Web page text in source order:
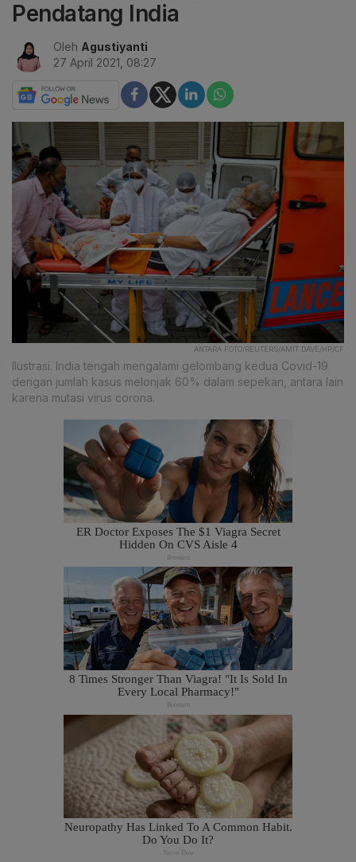
Pendatang India
Oleh Agustiyanti
27 April 2021, 08:27
ANTARA FOTO/REUTERS/AMIT DAVE/HP/CF
Ilustrasi. India tengah mengalami gelombang kedua Covid-19
dengan jumlah kasus melonjak 60% dalam sepekan, antara lain
karena mutasi virus corona.